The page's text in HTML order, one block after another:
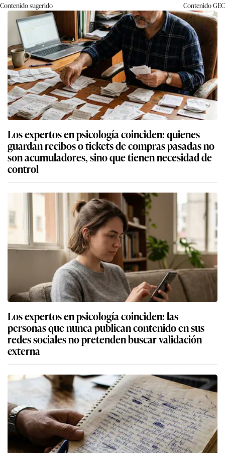
Contenido sugerido ContenidoGEC
Los expertos en psicología coinciden: quienes
guardan recibos o tickets de compras pasadas no
son acumuladores, sino que tienen necesidad de
control
Los expertos en psicología coinciden: las
personas que nunca publican contenido en sus
redes sociales no pretenden buscar validación
externa